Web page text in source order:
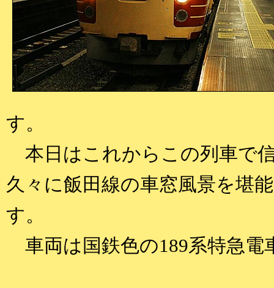
す。
本日はこれからこの列車で
久々に飯田線の車窓風景を堪
す。
車両は国鉄色の189系特急電